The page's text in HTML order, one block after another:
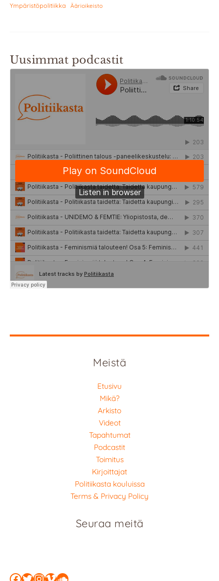
Ympäristöpolitiikka Äärioikeisto
Uusimmat podcastit
Meistä
Etusivu
Mikä?
Arkisto
Videot
Tapahtumat
Podcastit
Toimitus
Kirjoittajat
Politiikasta kouluissa
Terms & Privacy Policy
Seuraa meitä